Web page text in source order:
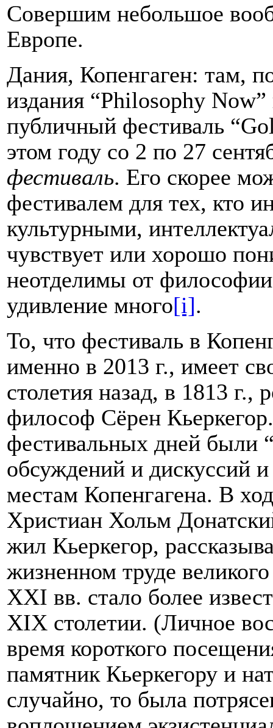
Совершим небольшое
Европе.
Дания, Копенгаген: там,
издания “Philosophy Now”
публичный фестиваль
этом году со 2 по 27
фестиваль. Его скорее
фестивалем для тех, кто
культурными,
чувствует или хорошо
неотделимы от
удивление много[i].
То, что фестиваль в
именно в 2013 г., имеет
столетия назад, в 1813 г.,
философ Сёрен
фестивальных дней были
обсуждений и дискуссий
местам Копенгагена. В
Христиан Хольм
жил Кьеркегор,
жизненном труде
XXI вв. стало более
XIX столетии. (Личное
время короткого
памятник Кьеркегору и
случайно, то была